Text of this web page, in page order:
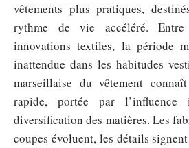
vêtements plus pratiques,
rythme de vie accéléré.
innovations textiles, la période
inattendue dans les habitudes
marseillaise du vêtement
rapide, portée par l’influence
diversification des matières. Les
coupes évoluent, les détails